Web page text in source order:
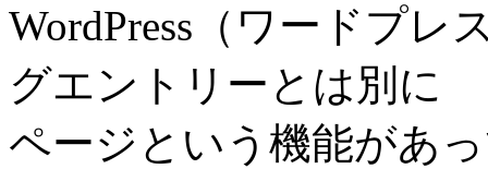
WordPress（ワードプ
グエントリーとは別に
ページという機能があ